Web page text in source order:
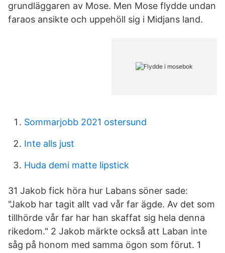
grundläggaren av Mose. Men Mose flydde undan
faraos ansikte och uppehöll sig i Midjans land.
Sommarjobb 2021 ostersund
Inte alls just
Huda demi matte lipstick
31 Jakob fick höra hur Labans söner sade:
"Jakob har tagit allt vad vår far ägde. Av det som
tillhörde vår far har han skaffat sig hela denna
rikedom." 2 Jakob märkte också att Laban inte
såg på honom med samma ögon som förut. 1